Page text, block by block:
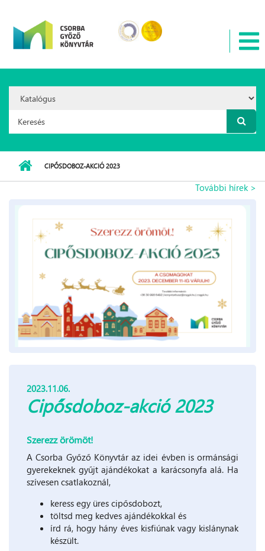
Option:
Keresés űrlap
CIPŐSDOBOZ-AKCIÓ 2023
További hírek >
2023.11.06.
Cipősdoboz-akció 2023
Szerezz örömöt!
A Csorba Győző Könyvtár az idei évben is ormánsági
gyerekeknek gyűjt ajándékokat a karácsonyfa alá. Ha
szívesen csatlakoznál,
keress egy üres cipősdobozt,
töltsd meg kedves ajándékokkal és
írd rá, hogy hány éves kisfiúnak vagy kislánynak
készült.